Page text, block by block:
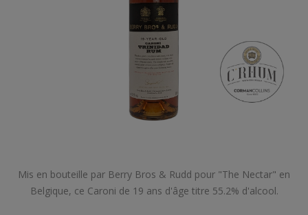
Mis en bouteille par Berry Bros & Rudd pour "The Nectar" en
Belgique, ce Caroni de 19 ans d'âge titre 55.2% d'alcool.